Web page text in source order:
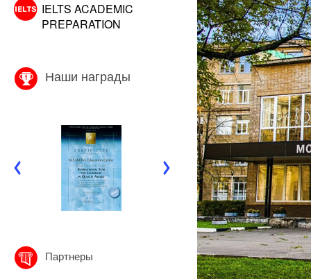
IELTS ACADEMIC
PREPARATION
Наши награды
Партнеры